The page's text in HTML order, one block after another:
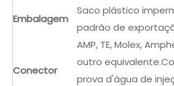
Embalagem
Saco plástico
padrão de
Conector
AMP, TE, Molex,
outro
prova d'água de